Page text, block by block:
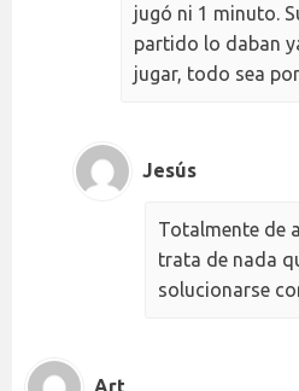
jugó ni 1 minuto.
partido lo daban
jugar, todo sea
Jesús
Totalmente de
trata de nada
solucionarse
Art